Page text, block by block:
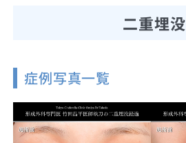
二重埋没
症例写真一覧